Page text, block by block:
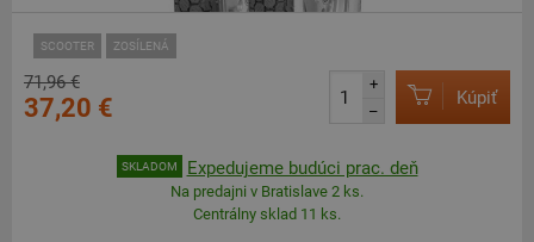
SCOOTER ZOSÍLENÁ
71,96 €
37,20 €
+
–
Kúpiť
SKLADOM Expedujeme budúci prac. deň
Na predajni v Bratislave 2 ks.
Centrálny sklad 11 ks.